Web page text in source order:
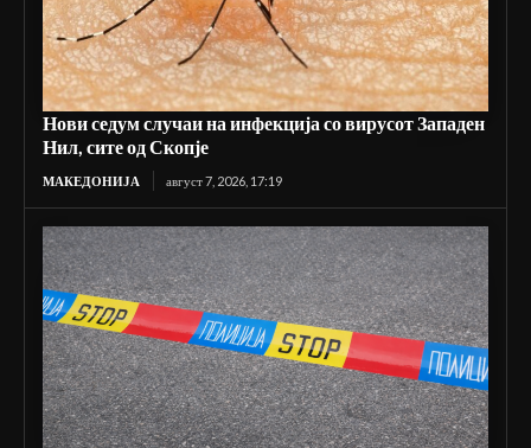
Нови седум случаи на инфекција со вирусот Западен
Нил, сите од Скопје
МАКЕДОНИЈА август 7, 2026, 17:19